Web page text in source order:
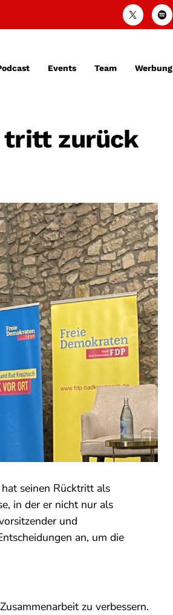
Events Team Werbung
tritt zurück
seinen Rücktritt als
in der er nicht nur als
und
an, um die
zu verbessern.